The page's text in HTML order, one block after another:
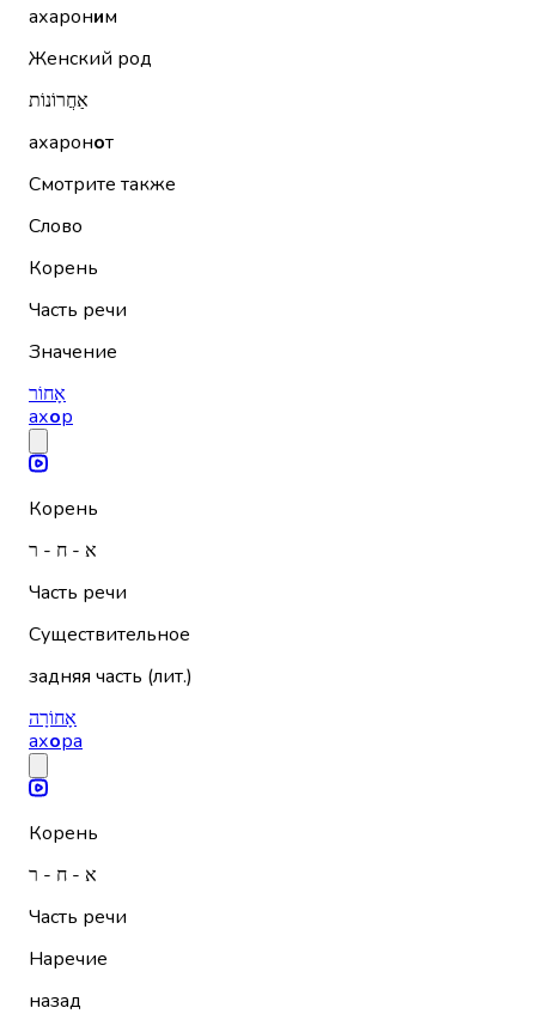
ахароним
Женский род
אַחֲרוֹנוֹת
ахаронот
Смотрите также
Слово
Корень
Часть речи
Значение
אָחוֹר
ахор
Корень
א - ח - ר
Часть речи
Существительное
задняя часть (лит.)
אָחוֹרָה
ахора
Корень
א - ח - ר
Часть речи
Наречие
назад